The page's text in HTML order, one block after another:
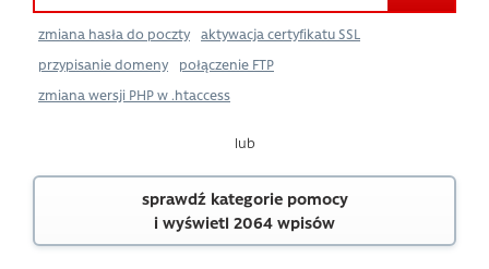
zmiana hasła do poczty
aktywacja certyfikatu SSL
przypisanie domeny
połączenie FTP
zmiana wersji PHP w .htaccess
lub
sprawdź kategorie pomocy
i wyświetl 2064 wpisów